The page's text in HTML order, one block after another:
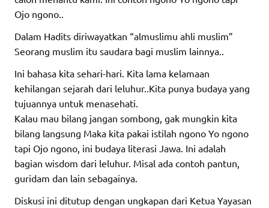
Ojo ngono..
Dalam Hadits diriwayatkan “almuslimu ahli muslim”
Seorang muslim itu saudara bagi muslim lainnya..
Ini bahasa kita sehari-hari. Kita lama kelamaan
kehilangan sejarah dari leluhur..Kita punya budaya yang
tujuannya untuk menasehati.
Kalau mau bilang jangan sombong, gak mungkin kita
bilang langsung Maka kita pakai istilah ngono Yo ngono
tapi Ojo ngono, ini budaya literasi Jawa. Ini adalah
bagian wisdom dari leluhur. Misal ada contoh pantun,
guridam dan lain sebagainya.
Diskusi ini ditutup dengan ungkapan dari Ketua Yayasan